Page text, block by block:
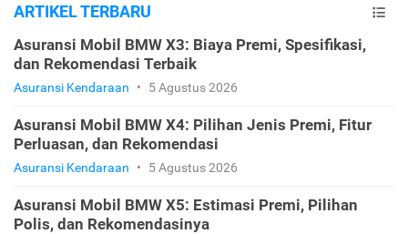
ARTIKEL TERBARU
Asuransi Mobil BMW X3: Biaya Premi, Spesifikasi,
dan Rekomendasi Terbaik
Asuransi Kendaraan • 5 Agustus 2026
Asuransi Mobil BMW X4: Pilihan Jenis Premi, Fitur
Perluasan, dan Rekomendasi
Asuransi Kendaraan • 5 Agustus 2026
Asuransi Mobil BMW X5: Estimasi Premi, Pilihan
Polis, dan Rekomendasinya